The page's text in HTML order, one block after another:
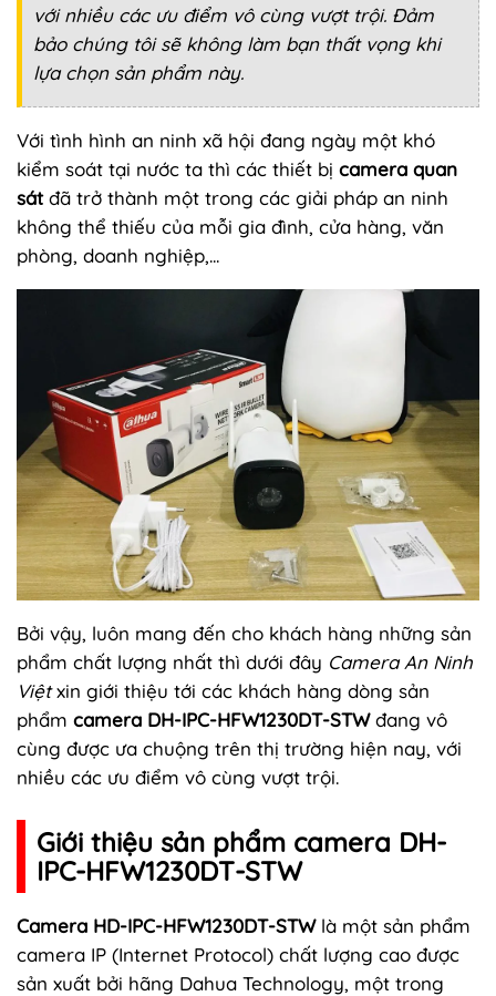
với nhiều các ưu điểm vô cùng vượt trội. Đảm
bảo chúng tôi sẽ không làm bạn thất vọng khi
lựa chọn sản phẩm này.
Với tình hình an ninh xã hội đang ngày một khó
kiểm soát tại nước ta thì các thiết bị camera quan
sátđã trở thành một trong các giải pháp an ninh
không thể thiếu của mỗi gia đình, cửa hàng, văn
phòng, doanh nghiệp,...
Bởi vậy, luôn mang đến cho khách hàng những sản
phẩm chất lượng nhất thì dưới đây Camera An Ninh
Việtxin giới thiệu tới các khách hàng dòng sản
phẩm camera DH-IPC-HFW1230DT-STWđang vô
cùng được ưa chuộng trên thị trường hiện nay, với
nhiều các ưu điểm vô cùng vượt trội.
Giới thiệu sản phẩm camera DH-
IPC-HFW1230DT-STW
Camera HD-IPC-HFW1230DT-STWlà một sản phẩm
camera IP (Internet Protocol) chất lượng cao được
sản xuất bởi hãng Dahua Technology, một trong